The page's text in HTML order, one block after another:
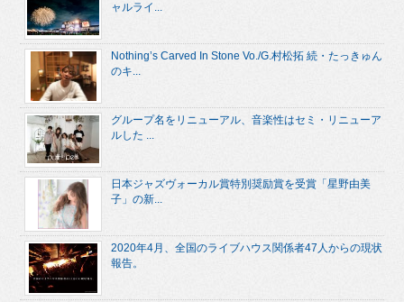
ャルライ...
Nothing’s Carved In Stone Vo./G.村松拓 続・たっきゅん
のキ...
グループ名をリニューアル、音楽性はセミ・リニューア
ルした ...
日本ジャズヴォーカル賞特別奨励賞を受賞「星野由美
子」の新...
2020年4月、全国のライブハウス関係者47人からの現状
報告。